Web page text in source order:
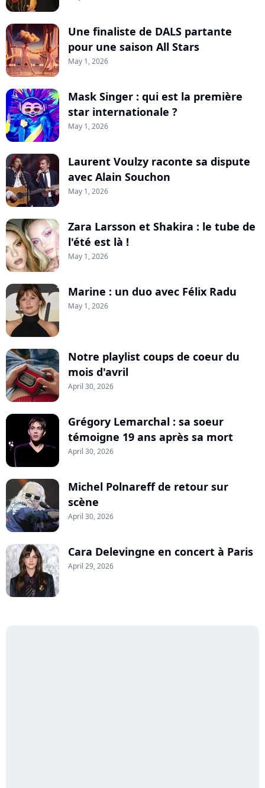
Une finaliste de DALS partante
pour une saison All Stars
May 1, 2026
Mask Singer : qui est la première
star internationale ?
May 1, 2026
Laurent Voulzy raconte sa dispute
avec Alain Souchon
May 1, 2026
Zara Larsson et Shakira : le tube de
l'été est là !
May 1, 2026
Marine : un duo avec Félix Radu
May 1, 2026
Notre playlist coups de coeur du
mois d'avril
April 30, 2026
Grégory Lemarchal : sa soeur
témoigne 19 ans après sa mort
April 30, 2026
Michel Polnareff de retour sur
scène
April 30, 2026
Cara Delevingne en concert à Paris
April 29, 2026